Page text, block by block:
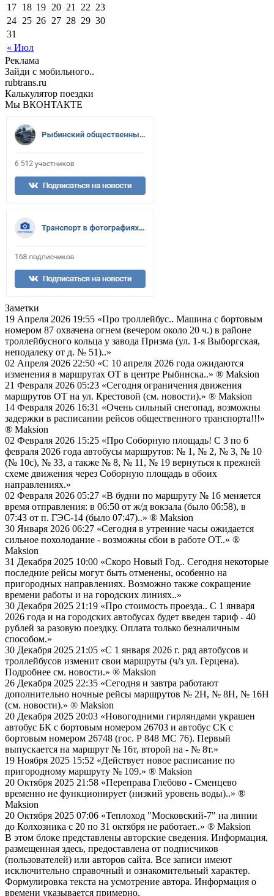
« Июл
17 18 19 20 21 22 23
24 25 26 27 28 29 30
31
Реклама
Зайди с мобильного..
rubtrans.ru
Калькулятор поездки
Мы ВКОНТАКТЕ
Заметки
19 Апреля 2026 19:55 «Про троллейбус.. Машина с бортовым
номером 87 охвачена огнем (вечером около 20 ч.) в районе
троллейбусного кольца у завода Призма (ул. 1-я Выборгская,
неподалеку от д. № 51)..»
02 Апреля 2026 22:50 «С 10 апреля 2026 года ожидаются
изменения в маршрутах ОТ в центре Рыбинска..» ® Maksion
21 Февраля 2026 05:23 «Сегодня ограничения движения
маршрутов ОТ на ул. Крестовой (см. новости).» ® Maksion
14 Февраля 2026 16:31 «Очень сильный снегопад, возможны
задержки в расписании рейсов общественного транспорта!!!»
® Maksion
02 Февраля 2026 15:25 «Про Соборную площадь! С 3 по 6
февраля 2026 года автобусы маршрутов: № 1, № 2, № 3, № 10
(№ 10с), № 33, а также № 8, № 11, № 19 вернуться к прежней
схеме движения через Соборную площадь в обоих
направлениях.»
02 Февраля 2026 05:27 «В будни по маршруту № 16 меняется
время отправления: в 06:50 от ж/д вокзала (было 06:58), в
07:43 от п. ГЭС-14 (было 07:47)..» ® Maksion
30 Января 2026 06:27 «Сегодня в утренние часы ожидается
сильное похолодание - возможны сбои в работе ОТ..» ®
Maksion
31 Декабря 2025 10:00 «Скоро Новый Год.. Сегодня некоторые
последние рейсы могут быть отменены, особенно на
пригородных направлениях. Возможно также сокращение
времени работы и на городских линиях..»
30 Декабря 2025 21:19 «Про стоимость проезда.. С 1 января
2026 года и на городских автобусах будет введен тариф - 40
рублей за разовую поездку. Оплата только безналичным
способом.»
30 Декабря 2025 21:05 «С 1 января 2026 г. ряд автобусов и
троллейбусов изменит свои маршруты (ч/з ул. Герцена).
Подробнее см. новости.» ® Maksion
26 Декабря 2025 22:35 «Сегодня и завтра работают
дополнительно ночные рейсы маршрутов № 2Н, № 8Н, № 16Н
(см. новости).» ® Maksion
20 Декабря 2025 20:03 «Новогодними гирляндами украшен
автобус БК с бортовым номером 26703 и автобус СК с
бортовым номером 26748 (гос. Р 848 МС 76). Первый
выпускается на маршрут № 16т, второй на - № 8т.»
19 Ноября 2025 15:52 «Действует новое расписание по
пригородному маршруту № 109.» ® Maksion
20 Октября 2025 21:58 «Переправа Глебово - Сменцево
временно не функционирует (низкий уровень воды)..» ®
Maksion
20 Октября 2025 07:06 «Теплоход "Московский-7" на линии
до Колхозника с 20 по 31 октября не работает..» ® Maksion
В этом блоке представлены авторские сведения. Информация,
размещенная здесь, предоставлена от подписчиков
(пользователей) или авторов сайта. Все записи имеют
исключительно справочный и ознакомительный характер.
Формулировка текста на усмотрение автора. Информация о
времени указывается примерно.